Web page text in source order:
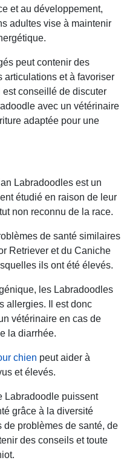
et au développement,
adultes vise à maintenir
peut contenir des
articulations et à favoriser
conseillé de discuter
avec un vétérinaire
adaptée pour une
Labradoodles est un
étudié en raison de leur
non reconnu de la race.
de santé similaires
Retriever et du Caniche
ils ont été élevés.
les Labradoodles
allergies. Il est donc
vétérinaire en cas de
la diarrhée.
chien peut aider à
et élevés.
Labradoodle puissent
grâce à la diversité
de problèmes de santé, de
des conseils et toute